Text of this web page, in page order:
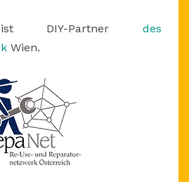
ist DIY-Partner des
Wien.